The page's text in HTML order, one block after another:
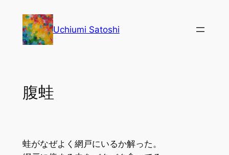
Uchiumi Satoshi
腹蛙
蛙がなぜよく網戸にいるか解った。